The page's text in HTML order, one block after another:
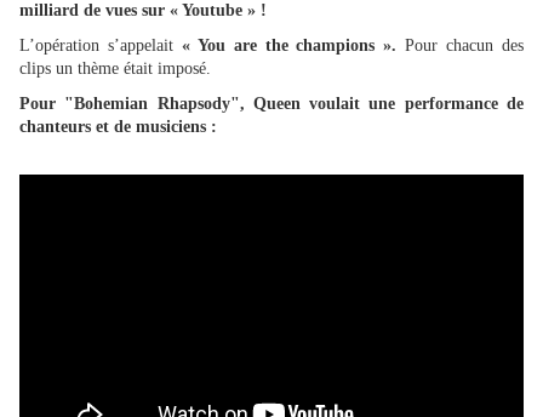
milliard de vues sur « Youtube » !
L’opération s’appelait« You are the champions ». Pour chacun des
clips un thème était imposé.
Pour "Bohemian Rhapsody", Queen voulait une performance de
chanteurs et de musiciens :